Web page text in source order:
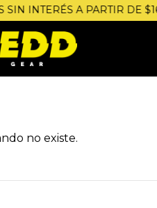
SIN INTERÉS A PARTIR DE
no existe.